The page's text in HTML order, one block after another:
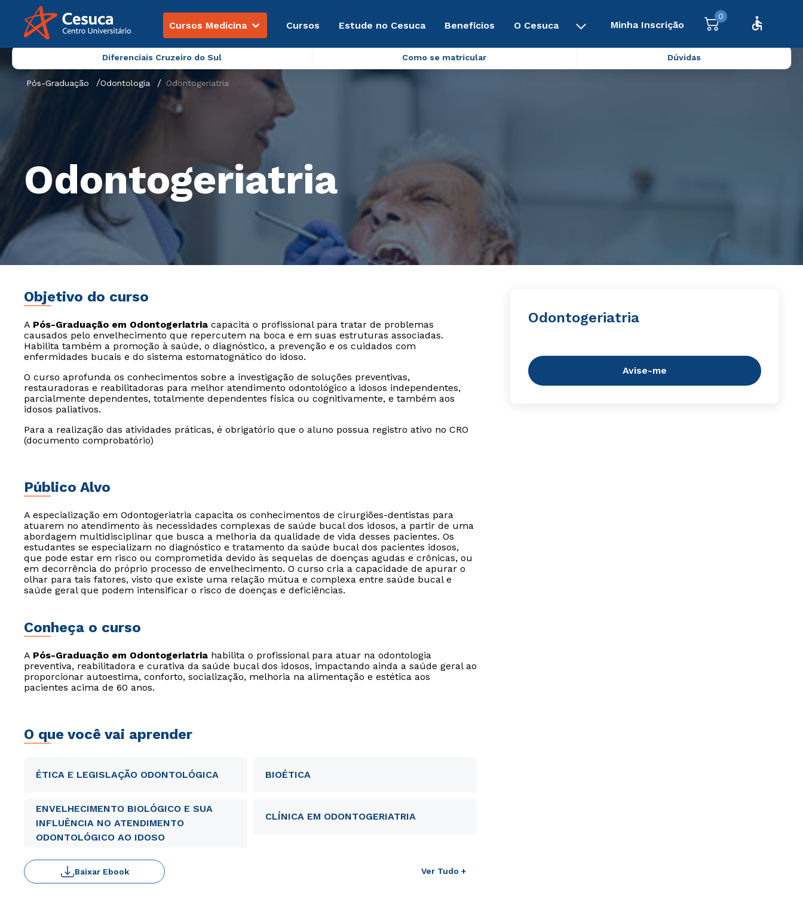
Cursos Medicina Cursos Estude no Cesuca Benefícios O Cesuca Minha Inscrição
0
Diferenciais Cruzeiro do Sul Como se matricular Dúvidas
Pós-Graduação Odontologia Odontogeriatria
Odontogeriatria
Objetivo do curso
A Pós-Graduação em Odontogeriatria capacita o profissional para tratar de problemas
causados pelo envelhecimento que repercutem na boca e em suas estruturas associadas.
Habilita também a promoção à saúde, o diagnóstico, a prevenção e os cuidados com
enfermidades bucais e do sistema estomatognático do idoso.
O curso aprofunda os conhecimentos sobre a investigação de soluções preventivas,
restauradoras e reabilitadoras para melhor atendimento odontológico a idosos independentes,
parcialmente dependentes, totalmente dependentes física ou cognitivamente, e também aos
idosos paliativos.
Para a realização das atividades práticas, é obrigatório que o aluno possua registro ativo no CRO
(documento comprobatório)
Público Alvo
A especialização em Odontogeriatria capacita os conhecimentos de cirurgiões-dentistas para
atuarem no atendimento às necessidades complexas de saúde bucal dos idosos, a partir de uma
abordagem multidisciplinar que busca a melhoria da qualidade de vida desses pacientes. Os
estudantes se especializam no diagnóstico e tratamento da saúde bucal dos pacientes idosos,
que pode estar em risco ou comprometida devido às sequelas de doenças agudas e crônicas, ou
em decorrência do próprio processo de envelhecimento. O curso cria a capacidade de apurar o
olhar para tais fatores, visto que existe uma relação mútua e complexa entre saúde bucal e
saúde geral que podem intensificar o risco de doenças e deficiências.
Conheça o curso
A Pós-Graduação em Odontogeriatria habilita o profissional para atuar na odontologia
preventiva, reabilitadora e curativa da saúde bucal dos idosos, impactando ainda a saúde geral ao
proporcionar autoestima, conforto, socialização, melhoria na alimentação e estética aos
pacientes acima de 60 anos.
O que você vai aprender
ÉTICA E LEGISLAÇÃO ODONTOLÓGICA BIOÉTICA
ENVELHECIMENTO BIOLÓGICO E SUA
INFLUÊNCIA NO ATENDIMENTO
ODONTOLÓGICO AO IDOSO
CLÍNICA EM ODONTOGERIATRIA
Ver Tudo +
Baixar Ebook
Odontogeriatria
Avise-me